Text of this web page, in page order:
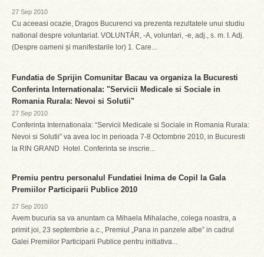
27 Sep 2010
Cu aceeasi ocazie, Dragos Bucurenci va prezenta rezultatele unui studiu
national despre voluntariat. VOLUNTÁR, -A, voluntari, -e, adj., s. m. I. Adj.
(Despre oameni și manifestarile lor) 1. Care...
Fundatia de Sprijin Comunitar Bacau va organiza la Bucuresti
Conferinta Internationala: "Servicii Medicale si Sociale in
Romania Rurala: Nevoi si Solutii"
27 Sep 2010
Conferinta Internationala: “Servicii Medicale si Sociale in Romania Rurala:
Nevoi si Solutii” va avea loc in perioada 7-8 Octombrie 2010, in Bucuresti
la RIN GRAND Hotel. Conferinta se inscrie...
Premiu pentru personalul Fundatiei Inima de Copil la Gala
Premiilor Participarii Publice 2010
27 Sep 2010
Avem bucuria sa va anuntam ca Mihaela Mihalache, colega noastra, a
primit joi, 23 septembrie a.c., Premiul „Pana in panzele albe” in cadrul
Galei Premiilor Participarii Publice pentru initiativa...